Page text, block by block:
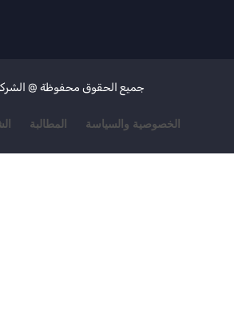
جميع الحقوق محفوظة @
المطالبة الخصوصية والسياسة